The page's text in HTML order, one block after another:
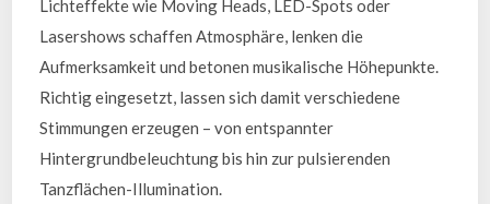
Lichteffekte wie Moving Heads, LED-Spots oder
Lasershows schaffen Atmosphäre, lenken die
Aufmerksamkeit und betonen musikalische Höhepunkte.
Richtig eingesetzt, lassen sich damit verschiedene
Stimmungen erzeugen – von entspannter
Hintergrundbeleuchtung bis hin zur pulsierenden
Tanzflächen-Illumination.